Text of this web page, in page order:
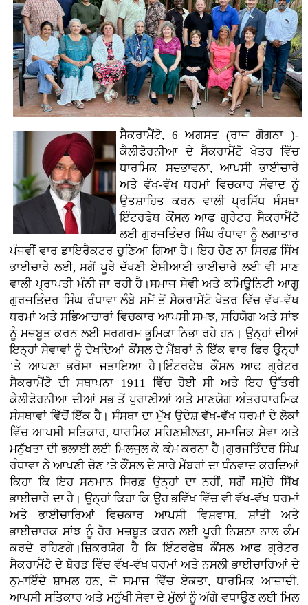
ਸੈਕਰਾਮੈਂਟੋ, 6 ਅਗਸਤ (ਰਾਜ ਗੋਗਨਾ )-
ਕੈਲੀਫੋਰਨੀਆ ਦੇ ਸੈਕਰਾਮੈਂਟੋ ਖੇਤਰ ਵਿੱਚ
ਧਾਰਮਿਕ ਸਦਭਾਵਨਾ, ਆਪਸੀ ਭਾਈਚਾਰੇ
ਅਤੇ ਵੱਖ-ਵੱਖ ਧਰਮਾਂ ਵਿਚਕਾਰ ਸੰਵਾਦ ਨੂੰ
ਉਤਸ਼ਾਹਿਤ ਕਰਨ ਵਾਲੀ ਪ੍ਰਸਿੱਧ ਸੰਸਥਾ
ਇੰਟਰਫੇਥ ਕੌਂਸਲ ਆਫ ਗ੍ਰੇਟਰ ਸੈਕਰਾਮੈਂਟੋ
ਲਈ ਗੁਰਜਤਿੰਦਰ ਸਿੰਘ ਰੰਧਾਵਾ ਨੂੰ ਲਗਾਤਾਰ
ਪੰਜਵੀਂ ਵਾਰ ਡਾਇਰੈਕਟਰ ਚੁਣਿਆ ਗਿਆ ਹੈ। ਇਹ ਚੋਣ ਨਾ ਸਿਰਫ਼ ਸਿੱਖ
ਭਾਈਚਾਰੇ ਲਈ, ਸਗੋਂ ਪੂਰੇ ਦੱਖਣੀ ਏਸ਼ੀਆਈ ਭਾਈਚਾਰੇ ਲਈ ਵੀ ਮਾਣ
ਵਾਲੀ ਪ੍ਰਾਪਤੀ ਮੰਨੀ ਜਾ ਰਹੀ ਹੈ।ਸਮਾਜ ਸੇਵੀ ਅਤੇ ਕਮਿਊਨਿਟੀ ਆਗੂ
ਗੁਰਜਤਿੰਦਰ ਸਿੰਘ ਰੰਧਾਵਾ ਲੰਬੇ ਸਮੇਂ ਤੋਂ ਸੈਕਰਾਮੈਂਟੋ ਖੇਤਰ ਵਿੱਚ ਵੱਖ-ਵੱਖ
ਧਰਮਾਂ ਅਤੇ ਸਭਿਆਚਾਰਾਂ ਵਿਚਕਾਰ ਆਪਸੀ ਸਮਝ, ਸਹਿਯੋਗ ਅਤੇ ਸਾਂਝ
ਨੂੰ ਮਜ਼ਬੂਤ ਕਰਨ ਲਈ ਸਰਗਰਮ ਭੂਮਿਕਾ ਨਿਭਾ ਰਹੇ ਹਨ। ਉਨ੍ਹਾਂ ਦੀਆਂ
ਇਨ੍ਹਾਂ ਸੇਵਾਵਾਂ ਨੂੰ ਦੇਖਦਿਆਂ ਕੌਂਸਲ ਦੇ ਮੈਂਬਰਾਂ ਨੇ ਇੱਕ ਵਾਰ ਫਿਰ ਉਨ੍ਹਾਂ
’ਤੇ ਆਪਣਾ ਭਰੋਸਾ ਜਤਾਇਆ ਹੈ।ਇੰਟਰਫੇਥ ਕੌਂਸਲ ਆਫ ਗ੍ਰੇਟਰ
ਸੈਕਰਾਮੈਂਟੋ ਦੀ ਸਥਾਪਨਾ 1911 ਵਿੱਚ ਹੋਈ ਸੀ ਅਤੇ ਇਹ ਉੱਤਰੀ
ਕੈਲੀਫੋਰਨੀਆ ਦੀਆਂ ਸਭ ਤੋਂ ਪੁਰਾਣੀਆਂ ਅਤੇ ਮਾਣਯੋਗ ਅੰਤਰਧਾਰਮਿਕ
ਸੰਸਥਾਵਾਂ ਵਿੱਚੋਂ ਇੱਕ ਹੈ। ਸੰਸਥਾ ਦਾ ਮੁੱਖ ਉਦੇਸ਼ ਵੱਖ-ਵੱਖ ਧਰਮਾਂ ਦੇ ਲੋਕਾਂ
ਵਿੱਚ ਆਪਸੀ ਸਤਿਕਾਰ, ਧਾਰਮਿਕ ਸਹਿਣਸ਼ੀਲਤਾ, ਸਮਾਜਿਕ ਸੇਵਾ ਅਤੇ
ਮਨੁੱਖਤਾ ਦੀ ਭਲਾਈ ਲਈ ਮਿਲਜੁਲ ਕੇ ਕੰਮ ਕਰਨਾ ਹੈ।ਗੁਰਜਤਿੰਦਰ ਸਿੰਘ
ਰੰਧਾਵਾ ਨੇ ਆਪਣੀ ਚੋਣ ’ਤੇ ਕੌਂਸਲ ਦੇ ਸਾਰੇ ਮੈਂਬਰਾਂ ਦਾ ਧੰਨਵਾਦ ਕਰਦਿਆਂ
ਕਿਹਾ ਕਿ ਇਹ ਸਨਮਾਨ ਸਿਰਫ਼ ਉਨ੍ਹਾਂ ਦਾ ਨਹੀਂ, ਸਗੋਂ ਸਮੁੱਚੇ ਸਿੱਖ
ਭਾਈਚਾਰੇ ਦਾ ਹੈ। ਉਨ੍ਹਾਂ ਕਿਹਾ ਕਿ ਉਹ ਭਵਿੱਖ ਵਿੱਚ ਵੀ ਵੱਖ-ਵੱਖ ਧਰਮਾਂ
ਅਤੇ ਭਾਈਚਾਰਿਆਂ ਵਿਚਕਾਰ ਆਪਸੀ ਵਿਸ਼ਵਾਸ, ਸ਼ਾਂਤੀ ਅਤੇ
ਭਾਈਚਾਰਕ ਸਾਂਝ ਨੂੰ ਹੋਰ ਮਜ਼ਬੂਤ ਕਰਨ ਲਈ ਪੂਰੀ ਨਿਸ਼ਠਾ ਨਾਲ ਕੰਮ
ਕਰਦੇ ਰਹਿਣਗੇ।ਜ਼ਿਕਰਯੋਗ ਹੈ ਕਿ ਇੰਟਰਫੇਥ ਕੌਂਸਲ ਆਫ ਗ੍ਰੇਟਰ
ਸੈਕਰਾਮੈਂਟੋ ਦੇ ਬੋਰਡ ਵਿੱਚ ਵੱਖ-ਵੱਖ ਧਰਮਾਂ ਅਤੇ ਨਸਲੀ ਭਾਈਚਾਰਿਆਂ ਦੇ
ਨੁਮਾਇੰਦੇ ਸ਼ਾਮਲ ਹਨ, ਜੋ ਸਮਾਜ ਵਿੱਚ ਏਕਤਾ, ਧਾਰਮਿਕ ਆਜ਼ਾਦੀ,
ਆਪਸੀ ਸਤਿਕਾਰ ਅਤੇ ਮਨੁੱਖੀ ਸੇਵਾ ਦੇ ਮੁੱਲਾਂ ਨੂੰ ਅੱਗੇ ਵਧਾਉਣ ਲਈ ਮਿਲ